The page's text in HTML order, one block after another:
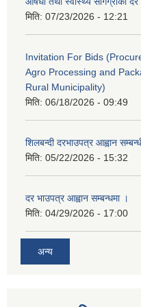
मिति: 07/23/2026 - 12:21
Invitation For Bids
Agro Processing and
Rural Municipality)
मिति: 06/18/2026 - 09:49
शिलबन्दी दरभाउपत्र आह्वान
मिति: 05/22/2026 - 15:32
दर भाउपत्र आह्वान सम्बन्धमा ।
मिति: 04/29/2026 - 17:00
अन्य